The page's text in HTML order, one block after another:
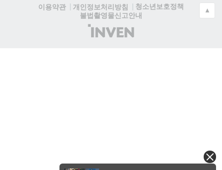
이용약관
개인정보처리방침
청소년보호정책
불법촬영물신고안내
(주)
인
▲